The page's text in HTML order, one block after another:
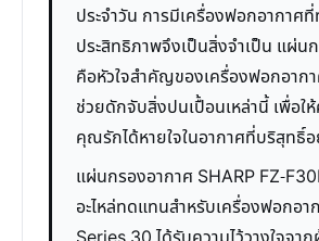
ประจำวัน การมีเครื่องฟอกอากาศ
ประสิทธิภาพจึงเป็นสิ่งจำเป็น แผ่น
คือหัวใจสำคัญของเครื่องฟอกอาก
ช่วยดักจับสิ่งปนเปื้อนเหล่านี้ เพื่อ
คุณรักได้หายใจในอากาศที่บริสุทธิ์
แผ่นกรองอากาศ SHARP FZ-
อะไหล่ทดแทนสำหรับเครื่องฟอกอา